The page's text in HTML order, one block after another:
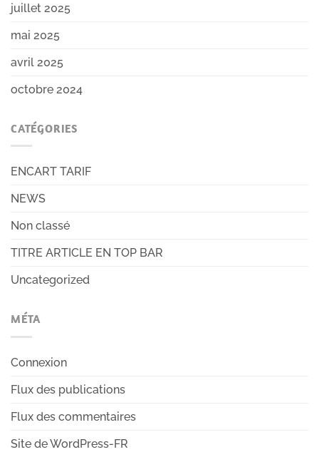
juillet 2025
mai 2025
avril 2025
octobre 2024
CATÉGORIES
ENCART TARIF
NEWS
Non classé
TITRE ARTICLE EN TOP BAR
Uncategorized
MÉTA
Connexion
Flux des publications
Flux des commentaires
Site de WordPress-FR